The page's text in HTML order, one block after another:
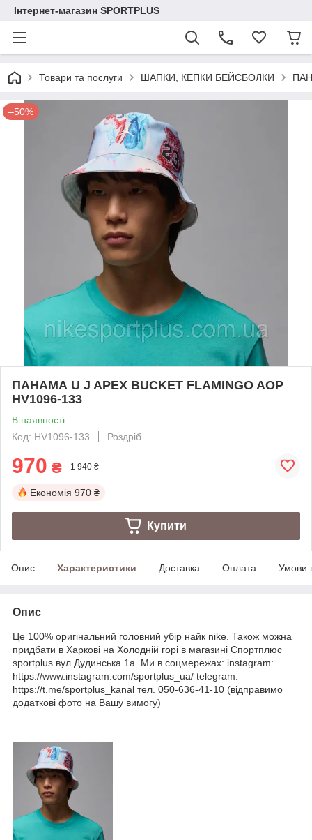
Інтернет-магазин SPORTPLUS
Товари та послуги ШАПКИ, КЕПКИ БЕЙСБОЛКИ
–50%
ПАНАМА U J APEX BUCKET FLAMINGO AOP
HV1096-133
В наявності
Код: HV1096-133
Роздріб
970 ₴ 1 940 ₴
Економія 970 ₴
Купити
Опис Характеристики Доставка Оплата Умови
Опис
Це 100% оригінальний головний убір найк nike. Також можна
придбати в Харкові на Холодній горі в магазині Спортплюс
sportplus вул.Дудинська 1а. Ми в соцмережах: instagram:
https://www.instagram.com/sportplus_ua/ telegram:
https://t.me/sportplus_kanal тел. 050-636-41-10 (відправимо
додаткові фото на Вашу вимогу)